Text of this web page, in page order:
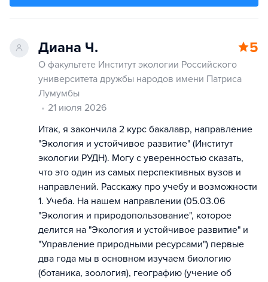
Диана Ч. 5
О факультете Институт экологии Российского
университета дружбы народов имени Патриса
Лумумбы
21 июля 2026
Итак, я закончила 2 курс бакалавр, направление
"Экология и устойчивое развитие" (Институт
экологии РУДН). Могу с уверенностью сказать,
что это один из самых перспективных вузов и
направлений. Расскажу про учебу и возможности
1. Учеба. На нашем направлении (05.03.06
"Экология и природопользование", которое
делится на "Экология и устойчивое развитие" и
"Управление природными ресурсами") первые
два года мы в основном изучаем биологию
(ботаника, зоология), географию (учение об